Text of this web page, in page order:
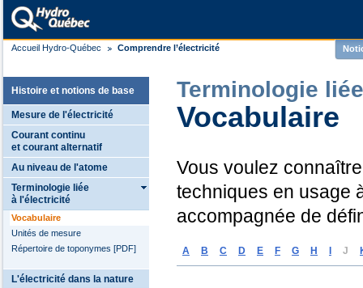
Accueil Hydro-Québec Comprendre l’électricité
Histoire et notions de base
Mesure de l'électricité
Courant continu
et courant alternatif
Au niveau de l'atome
Terminologie liée
à l'électricité
Vocabulaire
Unités de mesure
Répertoire de toponymes [PDF]
L'électricité dans la nature
Terminologie
Vocabulaire
Vous voulez
techniques en usage
accompagnée de
A B C D E F G H J